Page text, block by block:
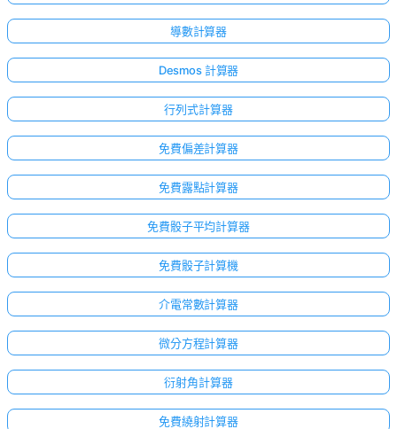
導數計算器
Desmos 計算器
行列式計算器
免費偏差計算器
免費露點計算器
免費骰子平均計算器
免費骰子計算機
介電常數計算器
微分方程計算器
衍射角計算器
免費繞射計算器